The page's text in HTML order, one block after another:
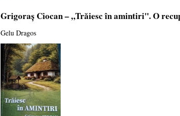
Grigoraș Ciocan – „Trăiesc în amintiri". O
Gelu Dragos